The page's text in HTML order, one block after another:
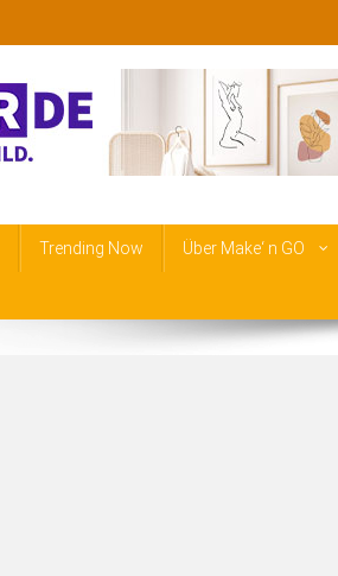
Trending Now Über Make‘ n GO